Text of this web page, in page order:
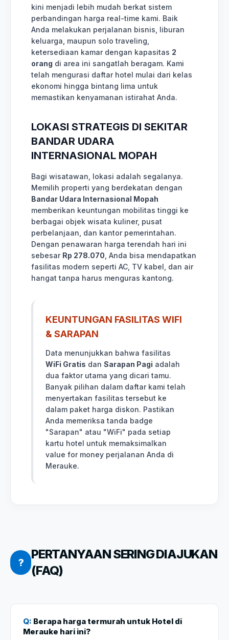
kini menjadi lebih mudah berkat sistem
perbandingan harga real-time kami. Baik
Anda melakukan perjalanan bisnis, liburan
keluarga, maupun solo traveling,
ketersediaan kamar dengan kapasitas 2
orang di area ini sangatlah beragam. Kami
telah mengurasi daftar hotel mulai dari kelas
ekonomi hingga bintang lima untuk
memastikan kenyamanan istirahat Anda.
LOKASI STRATEGIS DI SEKITAR
BANDAR UDARA
INTERNASIONAL MOPAH
Bagi wisatawan, lokasi adalah segalanya.
Memilih properti yang berdekatan dengan
Bandar Udara Internasional Mopah
memberikan keuntungan mobilitas tinggi ke
berbagai objek wisata kuliner, pusat
perbelanjaan, dan kantor pemerintahan.
Dengan penawaran harga terendah hari ini
sebesar Rp 278.070 , Anda bisa mendapatkan
fasilitas modern seperti AC, TV kabel, dan air
hangat tanpa harus menguras kantong.
KEUNTUNGAN FASILITAS WIFI
& SARAPAN
Data menunjukkan bahwa fasilitas
WiFi Gratis dan Sarapan Pagi adalah
dua faktor utama yang dicari tamu.
Banyak pilihan dalam daftar kami telah
menyertakan fasilitas tersebut ke
dalam paket harga diskon. Pastikan
Anda memeriksa tanda badge
"Sarapan" atau "WiFi" pada setiap
kartu hotel untuk memaksimalkan
value for money perjalanan Anda di
Merauke.
?
PERTANYAAN SERING DIAJUKAN
(FAQ)
Q: Berapa harga termurah untuk Hotel di
Merauke hari ini?